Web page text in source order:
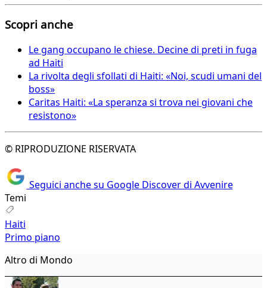
Scopri anche
Le gang occupano le chiese. Decine di preti in fuga
ad Haiti
La rivolta degli sfollati di Haiti: «Noi, scudi umani del
boss»
Caritas Haiti: «La speranza si trova nei giovani che
resistono»
© RIPRODUZIONE RISERVATA
Seguici anche su Google Discover di Avvenire
Temi
Haiti
Primo piano
Altro di Mondo